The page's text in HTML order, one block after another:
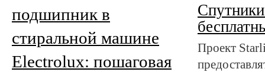
Проект
подшипник в
стиральной машине
Electrolux: пошаговая